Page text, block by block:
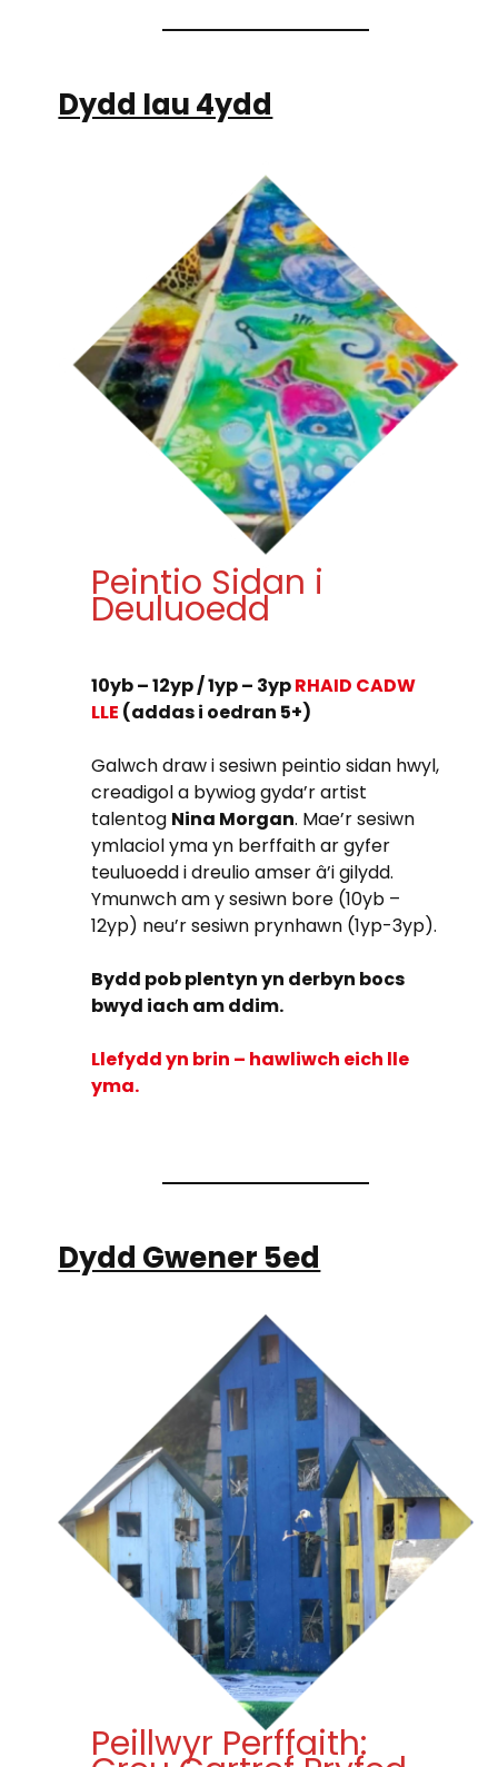
Dydd Iau 4ydd
Peintio Sidan i
Deuluoedd
10yb – 12yp / 1yp – 3ypRHAID CADW
LLE (addas i oedran 5+)
Galwch draw i sesiwn peintio sidan hwyl,
creadigol a bywiog gyda’r artist
talentog Nina Morgan. Mae’r sesiwn
ymlaciol yma yn berffaith ar gyfer
teuluoedd i dreulio amser â’i gilydd.
Ymunwch am y sesiwn bore (10yb –
12yp) neu’r sesiwn prynhawn (1yp-3yp).
Bydd pob plentyn yn derbyn bocs
bwyd iach am ddim.
Llefydd yn brin – hawliwch eich lle
yma.
Dydd Gwener 5ed
Peillwyr Perffaith: